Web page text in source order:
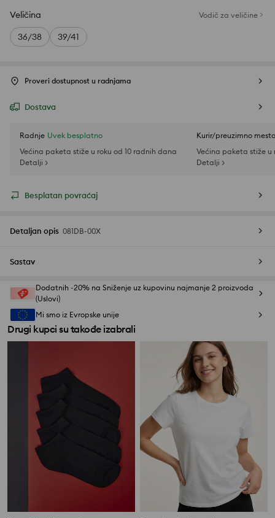
Veličina Vodič za veličine
36/38 39/41
Proveri dostupnost u radnjama
Dostava
Radnje Uvek besplatno
Većina paketa stiže u roku od 10 radnih dana
Detalji >
Kurir/preuzimno mesto
Većina paketa stiže u
Detalji >
Besplatan povraćaj
Detaljan opis 081DB-00X
Sastav
Dodatnih -20% na Sniženje uz kupovinu najmanje 2 proizvoda
(Uslovi)
Mi smo iz Evropske unije
Drugi kupci su takođe izabrali